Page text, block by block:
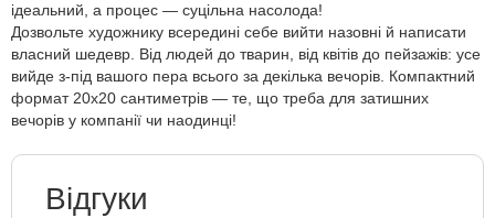
ідеальний, а процес — суцільна насолода!
Дозвольте художнику всередині себе вийти назовні й написати
власний шедевр. Від людей до тварин, від квітів до пейзажів: усе
вийде з-під вашого пера всього за декілька вечорів. Компактний
формат 20х20 сантиметрів — те, що треба для затишних
вечорів у компанії чи наодинці!
Відгуки